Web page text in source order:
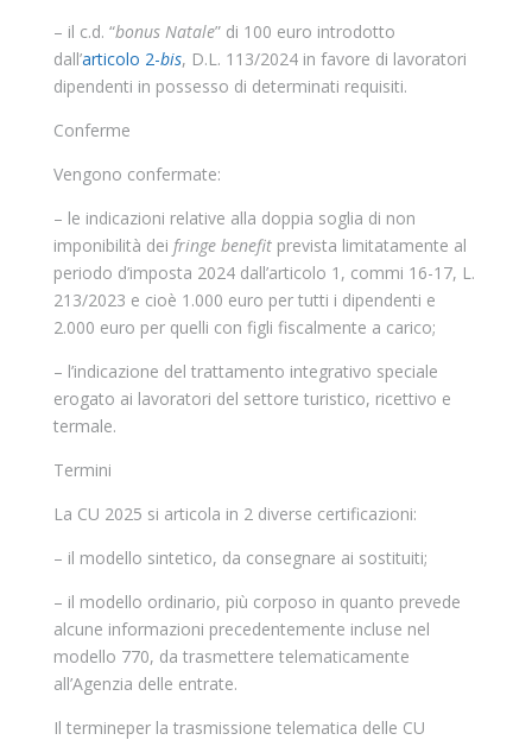
– il c.d. “bonus Natale” di 100 euro introdotto
dall’articolo 2-bis, D.L. 113/2024 in favore di lavoratori
dipendenti in possesso di determinati requisiti.
Conferme
Vengono confermate:
– le indicazioni relative alla doppia soglia di non
imponibilità dei fringe benefitprevista limitatamente al
periodo d’imposta 2024 dall’articolo 1, commi 16-17, L.
213/2023 e cioè 1.000 euro per tutti i dipendenti e
2.000 euro per quelli con figli fiscalmente a carico;
– l’indicazione del trattamento integrativo speciale
erogato ai lavoratori del settore turistico, ricettivo e
termale.
Termini
La CU 2025 si articola in 2 diverse certificazioni:
– il modello sintetico, da consegnare ai sostituiti;
– il modello ordinario, più corposo in quanto prevede
alcune informazioni precedentemente incluse nel
modello 770, da trasmettere telematicamente
all’Agenzia delle entrate.
Il termineper la trasmissione telematica delle CU